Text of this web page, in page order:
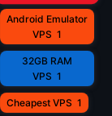
Android Emulator
VPS 1
32GB RAM
VPS 1
Cheapest VPS 1